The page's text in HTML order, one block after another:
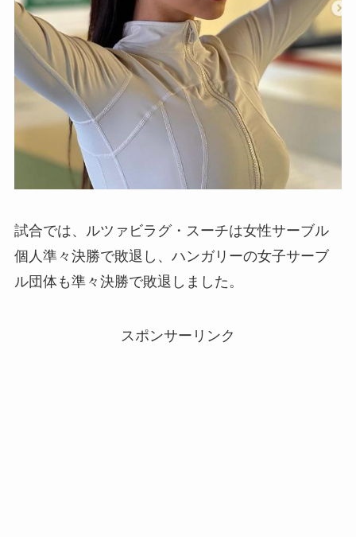
試合では、ルツァビラグ・スーチは女性サーブル
個人準々決勝で敗退し、ハンガリーの女子サーブ
ル団体も準々決勝で敗退しました。
スポンサーリンク